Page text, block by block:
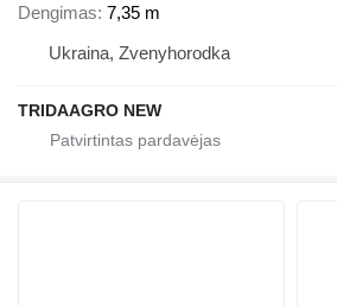
Dengimas 7,35 m
Ukraina, Zvenyhorodka
TRIDAAGRO NEW